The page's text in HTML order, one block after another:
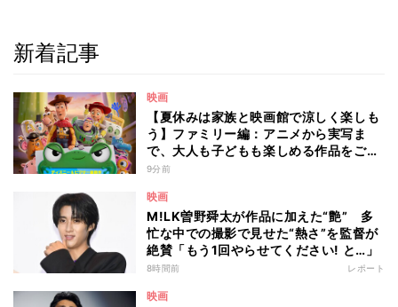
新着記事
映画
【夏休みは家族と映画館で涼しく楽しも
う】ファミリー編：アニメから実写ま
で、大人も子どもも楽しめる作品をご紹
介 - 編集部が注目する最新映画5選
9分前
映画
M!LK曽野舜太が作品に加えた“艶” 多
忙な中での撮影で見せた“熱さ”を監督が
絶賛「もう1回やらせてください! と…」
8時間前 レポート
映画